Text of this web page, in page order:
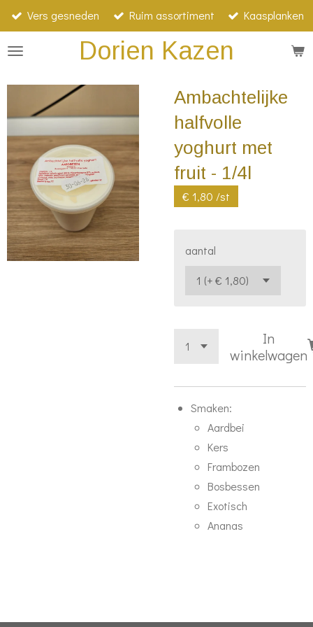
Ga
direct
naar
hoofdinhoud
Dorien Kazen
Vers gesneden Ruim assortiment Kaasplanken
Ambachtelijke
halfvolle
yoghurt met
fruit - 1/4l
€ 1,80 /st
aantal
In
winkelwagen
Smaken:
Aardbei
Kers
Frambozen
Bosbessen
Exotisch
Ananas